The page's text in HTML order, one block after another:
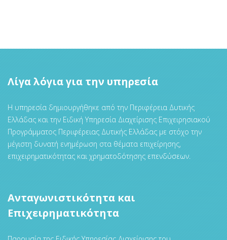
Λίγα λόγια για την υπηρεσία
Η υπηρεσία δημιουργήθηκε από την Περιφέρεια Δυτικής
Ελλάδας και την Ειδική Υπηρεσία Διαχείρισης Επιχειρησιακού
Προγράμματος Περιφέρειας Δυτικής Ελλάδας με στόχο την
μέγιστη δυνατή ενημέρωση στα θέματα επιχείρησης,
επιχειρηματικότητας και χρηματοδότησης επενδύσεων.
Ανταγωνιστικότητα και
Επιχειρηματικότητα